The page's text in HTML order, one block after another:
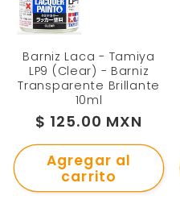
Barniz Laca - Tamiya
LP9 (Clear) - Barniz
Transparente Brillante
10ml
Precio
habitual
$ 125.00 MXN
Agregar al
carrito